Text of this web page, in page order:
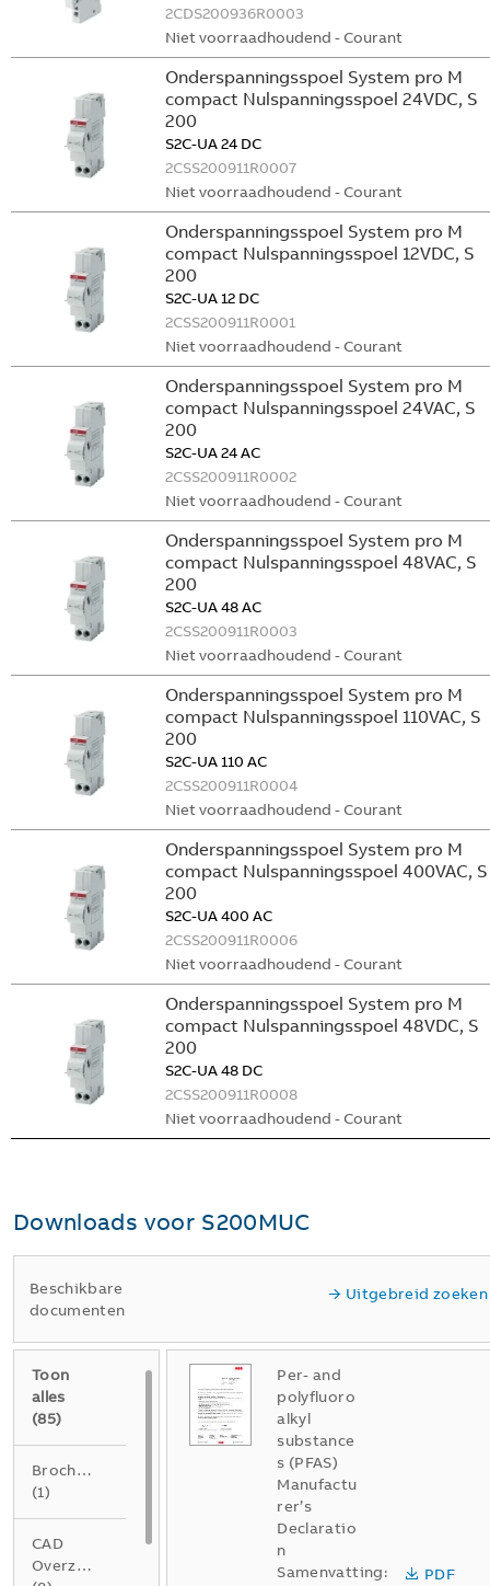
2CDS200936R0003
Niet voorraadhoudend - Courant
Onderspanningsspoel System pro M
compact Nulspanningsspoel 24VDC, S
200
S2C-UA 24 DC
2CSS200911R0007
Niet voorraadhoudend - Courant
Onderspanningsspoel System pro M
compact Nulspanningsspoel 12VDC, S
200
S2C-UA 12 DC
2CSS200911R0001
Niet voorraadhoudend - Courant
Onderspanningsspoel System pro M
compact Nulspanningsspoel 24VAC, S
200
S2C-UA 24 AC
2CSS200911R0002
Niet voorraadhoudend - Courant
Onderspanningsspoel System pro M
compact Nulspanningsspoel 48VAC, S
200
S2C-UA 48 AC
2CSS200911R0003
Niet voorraadhoudend - Courant
Onderspanningsspoel System pro M
compact Nulspanningsspoel 110VAC, S
200
S2C-UA 110 AC
2CSS200911R0004
Niet voorraadhoudend - Courant
Onderspanningsspoel System pro M
compact Nulspanningsspoel 400VAC, S
200
S2C-UA 400 AC
2CSS200911R0006
Niet voorraadhoudend - Courant
Onderspanningsspoel System pro M
compact Nulspanningsspoel 48VDC, S
200
S2C-UA 48 DC
2CSS200911R0008
Niet voorraadhoudend - Courant
Downloads voor S200MUC
Beschikbare
documenten
Uitgebreid zoeken
Toon
alles
(85)
Brochure
(1)
CAD
Overzichtstekening
Per- and
polyfluoro
alkyl
substance
s (PFAS)
Manufactu
rer’s
Declaratio
n
Samenvatting:
PDF